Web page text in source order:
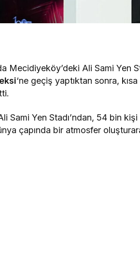
Mecidiyeköy’deki Ali Sami Yen
‘ne geçiş yaptıktan sonra,
Sami Yen Stadı’ndan, 54 bin
çapında bir atmosfer